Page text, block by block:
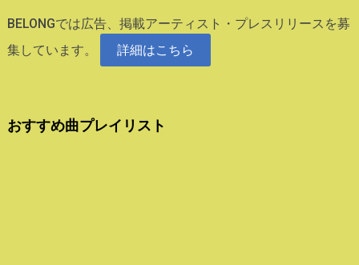
BELONGでは広告、掲載アーティスト・プレスリリースを募
集しています。
詳細はこちら
おすすめ曲プレイリスト